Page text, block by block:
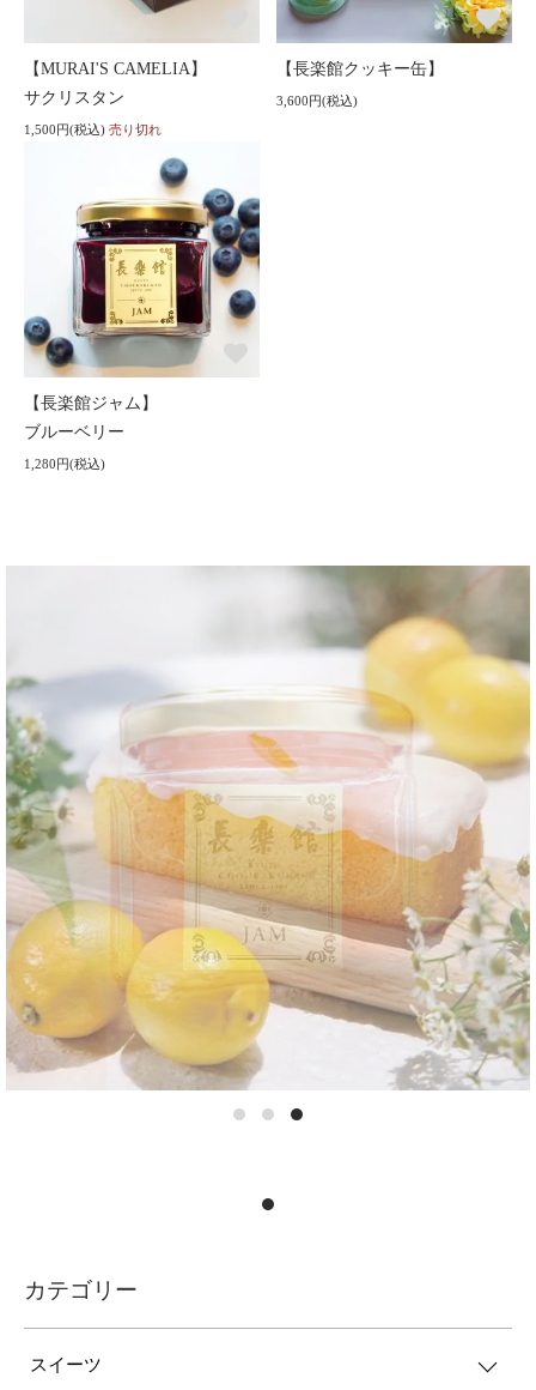
【MURAI'S CAMELIA】
サクリスタン
1,500円(税込) 売り切れ
【長楽館クッキー缶】
3,600円(税込)
【長楽館ジャム】
ブルーベリー
1,280円(税込)
カテゴリー
スイーツ